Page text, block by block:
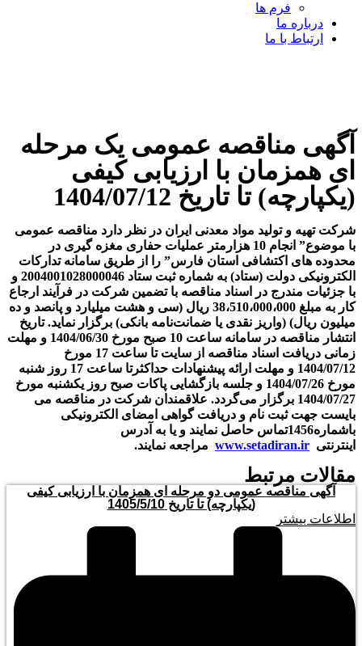
فرم ها
درباره ما
ارتباط با ما
آگهی مناقصه عمومی یک مرحله
ای همزمان با ارزیابی کیفی
(یکپارچه) تا تاریخ 1404/07/12
شرکت تهیه و تولید مواد معدنی ایران در نظر دارد مناقصه عمومی
با موضوع” انجام 10 هزارمتر عملیات حفاری مغزه گیری در
محدوده های اکتشافی استان فارس” را از طریق سامانه تدارکات
الکترونیکی دولت (ستاد) به شماره ثبت ستاد 2004001028000046 و
با جزئیات مندرج در اسناد مناقصه با تضمین شرکت در فرآیند ارجاع
کار به مبلغ 38،510،000،000 ريال (سی و هشت میلیارد و پانصد و ده
میلیون ریال) (واریز نقدی یا ضمانت‌نامه بانکی) برگزار نماید. تاریخ
انتشار مناقصه در سامانه ساعت 10 صبح مورخ 1404/06/30 و مهلت
زمانی دریافت اسناد مناقصه از سایت تا ساعت 17 مورخ
1404/07/12 و مهلت ارائه پیشنهادات حداکثرتا ساعت 17 روز شنبه
مورخ 1404/07/26 و جلسه بازگشایی پاکات صبح روز یکشنبه مورخ
1404/07/27 برگزار می‌گردد. علاقمندان شرکت در مناقصه می
بایست جهت ثبت نام و دریافت گواهی امضای الکترونیکی
باشماره1456تماس حاصل نمایند و یا به آدرس
اینترنتی www.setadiran.ir مراجعه نمایند.
مقالات مرتبط
آگهی مناقصه عمومی دو مرحله ای همزمان با ارزیابی کیفی
(یکپارچه) تا تاریخ 1405/5/10
اطلاعات بیشتر